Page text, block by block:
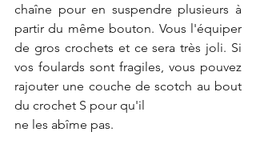
chaîne pour en suspendre plusieurs à
partir du même bouton. Vous l'équiper
de gros crochets et ce sera très joli. Si
vos foulards sont fragiles, vous pouvez
rajouter une couche de scotch au bout
du crochet S pour qu'il
ne les abîme pas.